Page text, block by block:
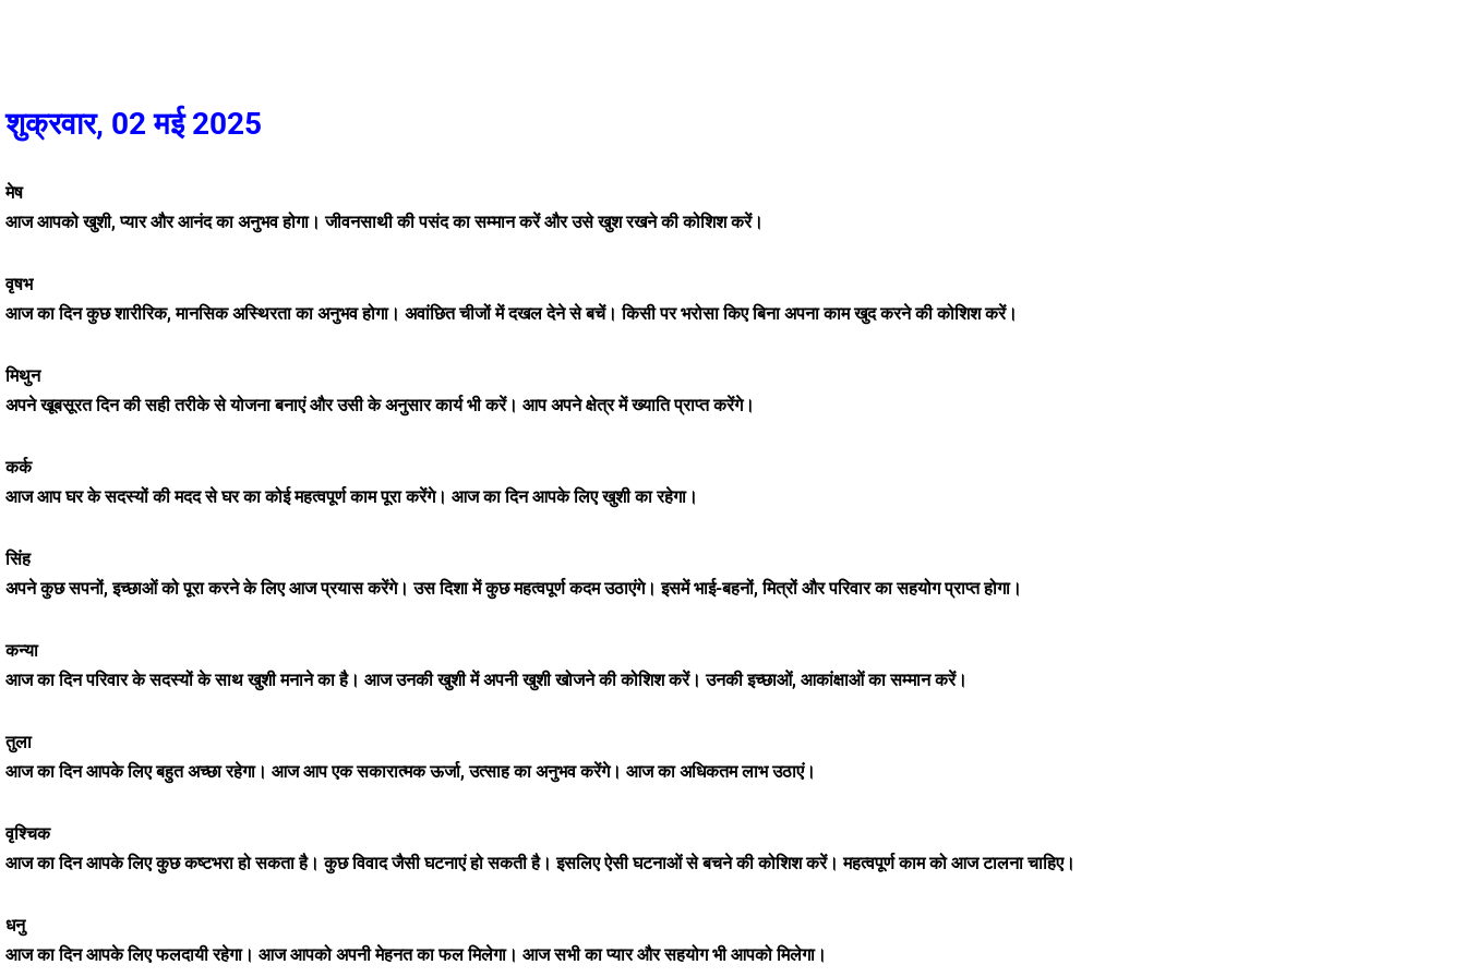
शुक्रवार, 02 मई 2025
मेष
आज आपको खुशी, प्यार और आनंद का अनुभव होगा। जीवनसाथी की पसंद का सम्मान करें और उसे खुश रखने की कोशिश करें।
वृषभ
आज का दिन कुछ शारीरिक, मानसिक अस्थिरता का अनुभव होगा। अवांछित चीजों में दखल देने से बचें। किसी पर भरोसा किए बिना अपना काम खुद करने की कोशिश करें।
मिथुन
अपने खूबसूरत दिन की सही तरीके से योजना बनाएं और उसी के अनुसार कार्य भी करें। आप अपने क्षेत्र में ख्याति प्राप्त करेंगे।
कर्क
आज आप घर के सदस्यों की मदद से घर का कोई महत्वपूर्ण काम पूरा करेंगे। आज का दिन आपके लिए खुशी का रहेगा।
सिंह
अपने कुछ सपनों, इच्छाओं को पूरा करने के लिए आज प्रयास करेंगे। उस दिशा में कुछ महत्वपूर्ण कदम उठाएंगे। इसमें भाई-बहनों, मित्रों और परिवार का सहयोग प्राप्त होगा।
कन्या
आज का दिन परिवार के सदस्यों के साथ खुशी मनाने का है। आज उनकी खुशी में अपनी खुशी खोजने की कोशिश करें। उनकी इच्छाओं, आकांक्षाओं का सम्मान करें।
तुला
आज का दिन आपके लिए बहुत अच्छा रहेगा। आज आप एक सकारात्मक ऊर्जा, उत्साह का अनुभव करेंगे। आज का अधिकतम लाभ उठाएं।
वृश्चिक
आज का दिन आपके लिए कुछ कष्टभरा हो सकता है। कुछ विवाद जैसी घटनाएं हो सकती है। इसलिए ऐसी घटनाओं से बचने की कोशिश करें। महत्वपूर्ण काम को आज टालना चाहिए।
धनु
आज का दिन आपके लिए फलदायी रहेगा। आज आपको अपनी मेहनत का फल मिलेगा। आज सभी का प्यार और सहयोग भी आपको मिलेगा।